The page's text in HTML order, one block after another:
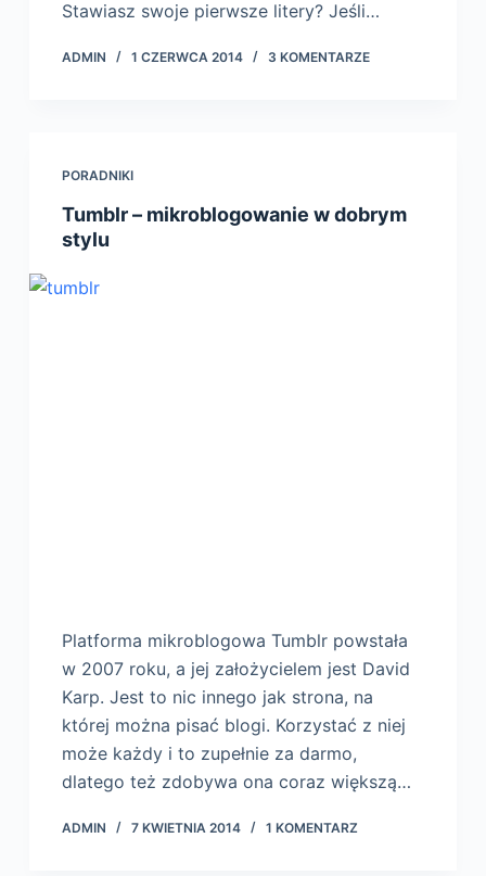
Stawiasz swoje pierwsze litery? Jeśli…
ADMIN 1 CZERWCA 2014 3 KOMENTARZE
PORADNIKI
Tumblr – mikroblogowanie w dobrym
stylu
Platforma mikroblogowa Tumblr powstała
w 2007 roku, a jej założycielem jest David
Karp. Jest to nic innego jak strona, na
której można pisać blogi. Korzystać z niej
może każdy i to zupełnie za darmo,
dlatego też zdobywa ona coraz większą…
ADMIN 7 KWIETNIA 2014 1 KOMENTARZ